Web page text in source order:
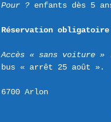
Pour ? enfants dès 5
Réservation
Accès « sans voiture »
bus « arrêt 25 août ».